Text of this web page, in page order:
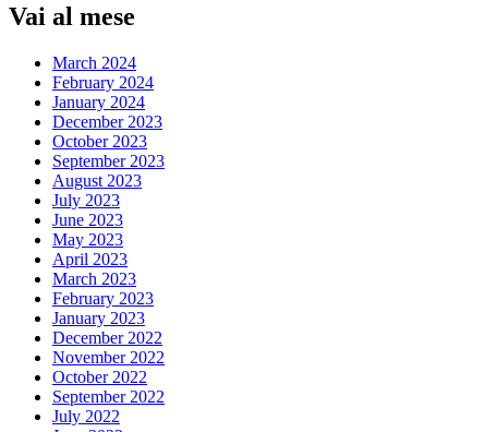
Vai al mese
March 2024
February 2024
January 2024
December 2023
October 2023
September 2023
August 2023
July 2023
June 2023
May 2023
April 2023
March 2023
February 2023
January 2023
December 2022
November 2022
October 2022
September 2022
July 2022